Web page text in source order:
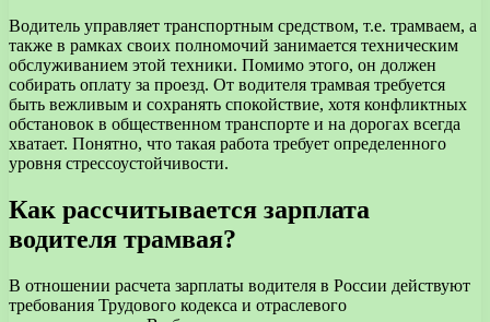
Водитель управляет транспортным средством, т.е. трамваем, а
также в рамках своих полномочий занимается техническим
обслуживанием этой техники. Помимо этого, он должен
собирать оплату за проезд. От водителя трамвая требуется
быть вежливым и сохранять спокойствие, хотя конфликтных
обстановок в общественном транспорте и на дорогах всегда
хватает. Понятно, что такая работа требует определенного
уровня стрессоустойчивости.
Как рассчитывается зарплата
водителя трамвая?
В отношении расчета зарплаты водителя в России действуют
требования Трудового кодекса и отраслевого